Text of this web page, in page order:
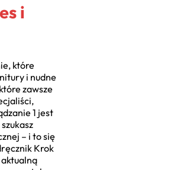
i
które
i nudne
zawsze
1 jest
– i to się
Krok